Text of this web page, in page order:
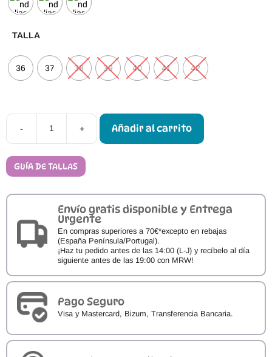
TALLA
36 37 38 39 40 41 42
-
Sandalias
Barefoot
+ Añadir al carrito
GUÍA DE TALLAS
Envío gratis disponible y Entrega
Urgente
En compras superiores a 70€*excepto en rebajas
(España Península/Portugal).
¡Haz tu pedido antes de las 14:00 (L-J) y recíbelo al día
siguiente antes de las 19:00 con MRW!
Pago Seguro
Visa y Mastercard, Bizum, Transferencia Bancaria.